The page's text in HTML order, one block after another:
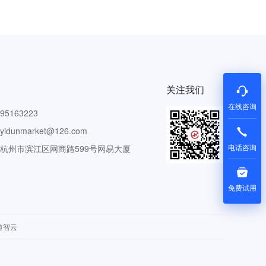
州市滨江区网商路599号网易大厦
关注我们
智云
在线咨询
电话咨询
免费试用